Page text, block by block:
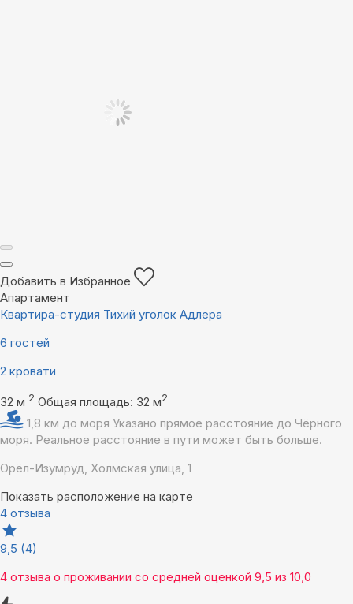
Добавить в Избранное
Апартамент
Квартира-студия Тихий уголок Адлера
6 гостей
2 кровати
32 м 2 Общая площадь: 32 м2
1,8 км до моря Указано прямое расстояние до Чёрного
моря. Реальное расстояние в пути может быть больше.
Орёл-Изумруд, Холмская улица, 1
Показать расположение на карте
4 отзыва
9,5 (4)
4 отзыва о проживании со средней оценкой 9,5 из 10,0